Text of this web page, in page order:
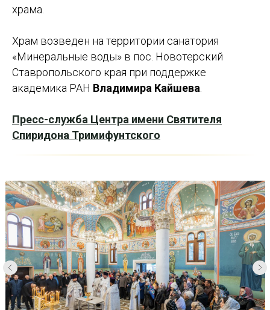
храма.
Храм возведен на территории санатория
«Минеральные воды» в пос. Новотерский
Ставропольского края при поддержке
академика РАН Владимира Кайшева
Пресс-служба Центра имени Святителя
Спиридона Тримифунтского